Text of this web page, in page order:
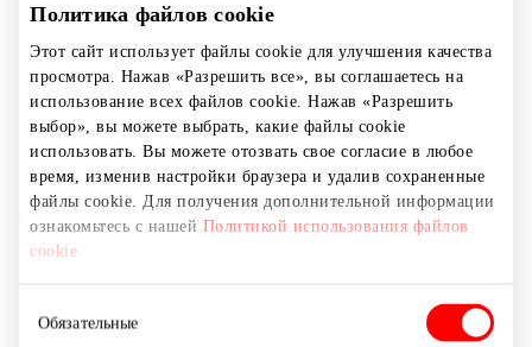
Политика файлов cookie
Этот сайт использует файлы cookie для улучшения качества
просмотра. Нажав «Разрешить все», вы соглашаетесь на
использование всех файлов cookie. Нажав «Разрешить
выбор», вы можете выбрать, какие файлы cookie
использовать. Вы можете отозвать свое согласие в любое
время, изменив настройки браузера и удалив сохраненные
файлы cookie. Для получения дополнительной информации
ознакомьтесь с нашей Политикой использования файлов
cookie
согласия
Обязательные
Скидки до -50% на сотни игрушек! В нашем
ассортименте вы найдёте всё, о чём мечтаете — от
конструкторов и настольных игр до кукол, ярких
машинок и многих других популярных игрушек!
Ознакомьтесь со всем ассортиментом в нашем
интернет-магазине или в ближайшем магазине. Акция
действует до 01.05 только с картой One Family. Не
распространяется на товары, отмеченные красной
ценой в интернете. Скидка применяется только к